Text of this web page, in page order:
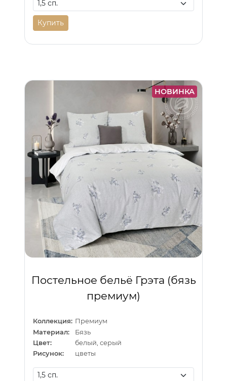
Купить
НОВИНКА
Постельное бельё Грэта (бязь
премиум)
Коллекция: Премиум
Материал:
Бязь
Цвет:
белый, серый
Рисунок:
цветы